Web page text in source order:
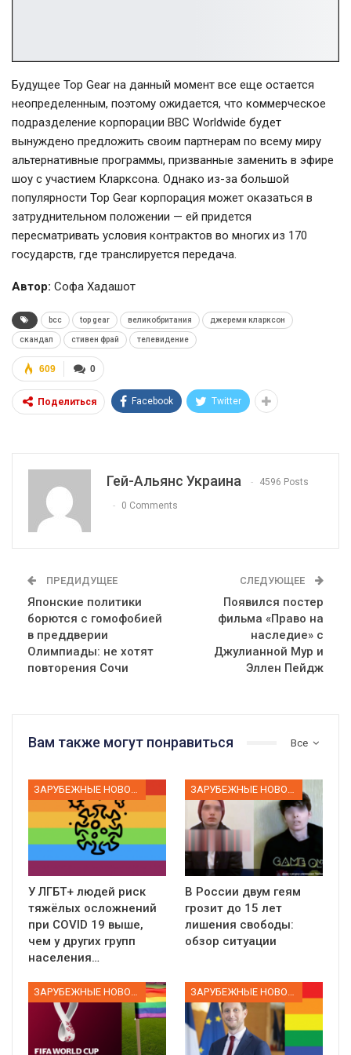
Будущее Top Gear на данный момент все еще остается
неопределенным, поэтому ожидается, что коммерческое
подразделение корпорации BBC Worldwide будет
вынуждено предложить своим партнерам по всему миру
альтернативные программы, призванные заменить в эфире
шоу с участием Кларксона. Однако из-за большой
популярности Top Gear корпорация может оказаться в
затруднительном положении — ей придется
пересматривать условия контрактов во многих из 170
государств, где транслируется передача.
Автор: Софа Хадашот
bcc top gear великобритания джереми кларксон
скандал стивен фрай телевидение
0
609
Поделиться Facebook Twitter
Гей-Альянс Украина 4596 Posts
0 Comments
ПРЕДИДУЩЕЕ
Японские политики
борются с гомофобией
в преддверии
Олимпиады: не хотят
повторения Сочи
СЛЕДУЮЩЕЕ
Появился постер
фильма «Право на
наследие» с
Джулианной Мур и
Эллен Пейдж
Все
Вам также могут понравиться
У ЛГБТ+ людей риск
тяжёлых осложнений
при COVID 19 выше,
чем у других групп
населения…
В России двум геям
грозит до 15 лет
лишения свободы:
обзор ситуации